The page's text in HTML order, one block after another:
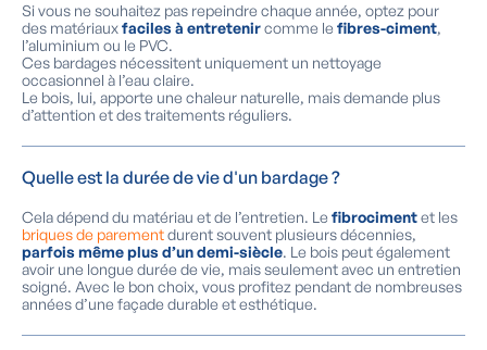
Si vous ne souhaitez pas repeindre chaque année, optez pour
des matériauxfaciles à entretenircomme le fibres-ciment,
l’aluminium ou le PVC.
Ces bardages nécessitent uniquement un nettoyage
occasionnel à l’eau claire.
Le bois, lui, apporte une chaleur naturelle, mais demande plus
d’attention et des traitements réguliers.
Quelle est la durée de vie d'un bardage ?
Cela dépend du matériau et de l’entretien. Le fibrocimentet les
briques de parementdurent souvent plusieurs décennies,
parfois même plus d’un demi-siècle. Le bois peut également
avoir une longue durée de vie, mais seulement avec un entretien
soigné. Avec le bon choix, vous profitez pendant de nombreuses
années d’une façade durable et esthétique.